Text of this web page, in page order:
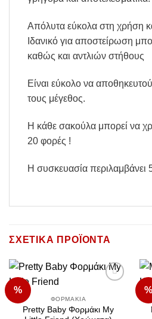
Απόλυτα εύκολα στη χρήση
Ιδανικό για αποστείρωση
καθώς και αντλιών στήθους
Είναι εύκολο να
τους μέγεθος.
Η κάθε σακούλα μπορεί να
20 φορές !
Η συσκευασία περιλαμβάνει
ΣΧΕΤΙΚΆ ΠΡΟΪΌΝΤΑ
%
ΦΟΡΜΆΚΙΑ
Pretty Baby Φορμάκι My
%